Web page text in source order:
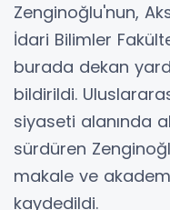
Zenginoğlu'nun,
İdari Bilimler
burada dekan
bildirildi.
siyaseti alanında
sürdüren
makale ve
kaydedildi.